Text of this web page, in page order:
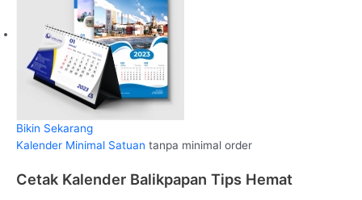
Bikin Sekarang
Kalender Minimal Satuan tanpa minimal order
Cetak Kalender Balikpapan Tips Hemat